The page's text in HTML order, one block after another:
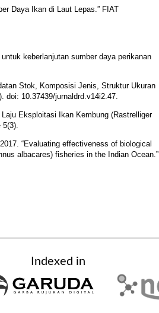
Daya Ikan di Laut Lepas.” FIAT
keberlanjutan sumber daya perikanan
Stok, Komposisi Jenis, Struktur Ukuran
doi: 10.37439/jurnaldrd.v14i2.47.
Eksploitasi Ikan Kembung (Rastrelliger
“Evaluating effectiveness of biological
albacares) fisheries in the Indian Ocean.”
Indexed in